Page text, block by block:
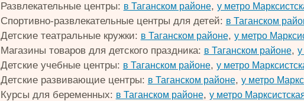
Развлекательные центры: в Таганском районе, у метро
Спортивно-развлекательные центры для детей: в Таганском
Детские театральные кружки: в Таганском районе, у метро
Магазины товаров для детского праздника: в Таганском районе,
Детские учебные центры: в Таганском районе, у метро
Детские развивающие центры: в Таганском районе, у метро
Курсы для беременных: в Таганском районе, у метро